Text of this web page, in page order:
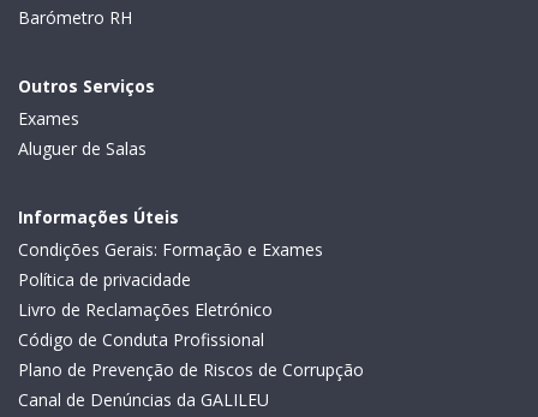
Barómetro RH
Outros Serviços
Exames
Aluguer de Salas
Informações Úteis
Condições Gerais: Formação e Exames
Política de privacidade
Livro de Reclamações Eletrónico
Código de Conduta Profissional
Plano de Prevenção de Riscos de Corrupção
Canal de Denúncias da GALILEU